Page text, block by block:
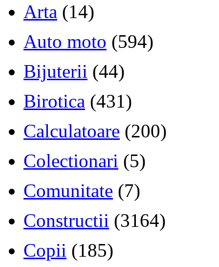
Arta (14)
Auto moto (594)
Bijuterii (44)
Birotica (431)
Calculatoare (200)
Colectionari (5)
Comunitate (7)
Constructii (3164)
Copii (185)